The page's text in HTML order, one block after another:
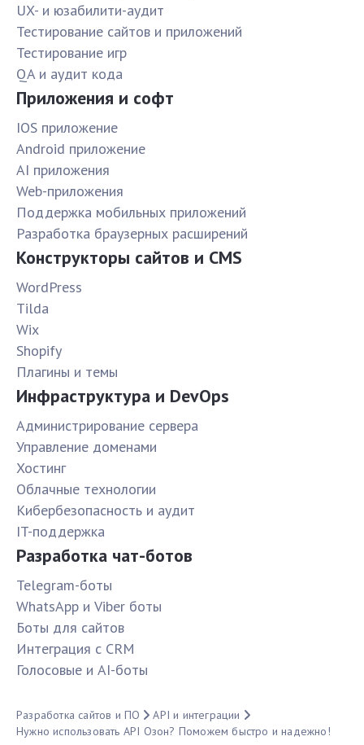
UX- и юзабилити-аудит
Тестирование сайтов и приложений
Тестирование игр
QA и аудит кода
Приложения и софт
IOS приложение
Android приложение
AI приложения
Web-приложения
Поддержка мобильных приложений
Разработка браузерных расширений
Конструкторы сайтов и CMS
WordPress
Tilda
Wix
Shopify
Плагины и темы
Инфраструктура и DevOps
Администрирование сервера
Управление доменами
Хостинг
Облачные технологии
Кибербезопасность и аудит
IT-поддержка
Разработка чат-ботов
Telegram-боты
WhatsApp и Viber боты
Боты для сайтов
Интеграция с CRM
Голосовые и AI-боты
Разработка сайтов и ПО
API и интеграции
Нужно использовать API Озон? Поможем быстро и надежно!